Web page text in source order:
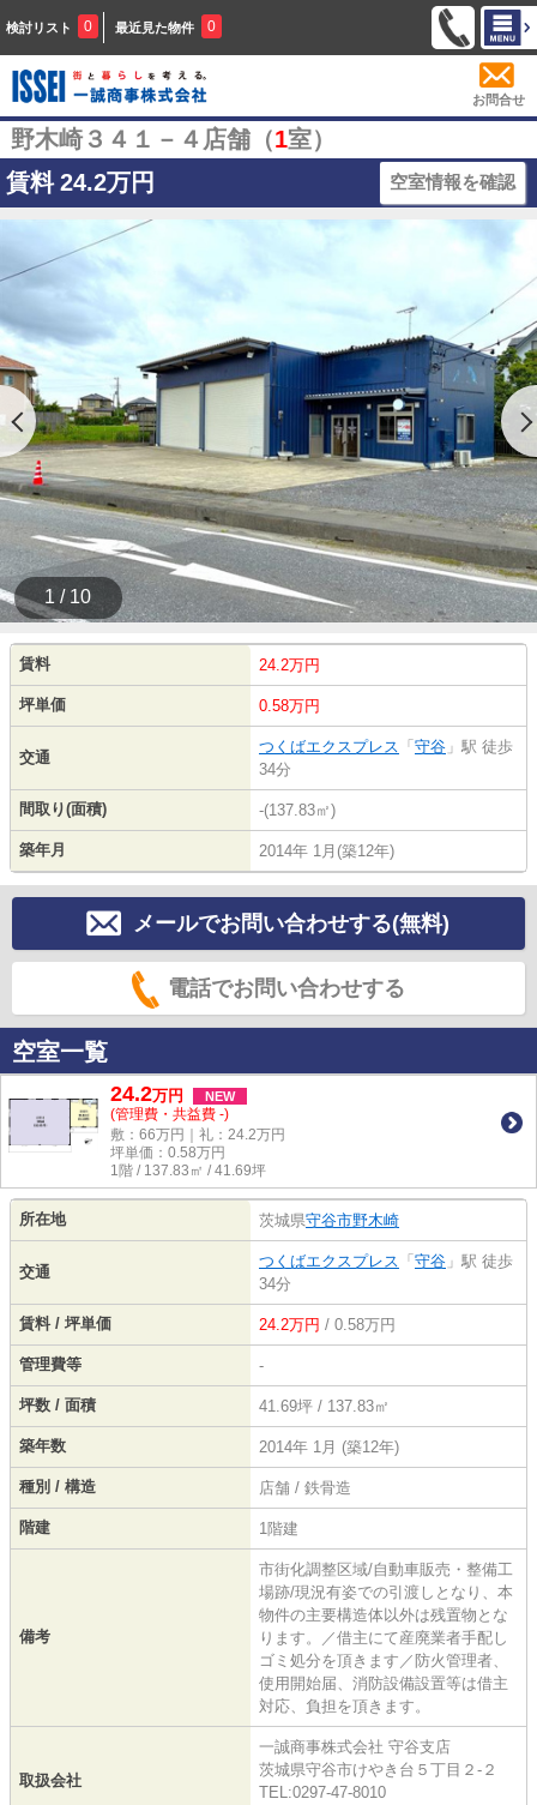
検討リスト 0 最近見た物件 0
お問合せ
野木崎３４１－４店舗（1室）
賃料 24.2万円 空室情報を確認
1 / 10
賃料 24.2万円
坪単価 0.58万円
交通
つくばエクスプレス 「 守谷 」駅 徒歩
34分
間取り(面積) -(137.83㎡)
築年月 2014年 1月(築12年)
メールでお問い合わせする(無料)
電話でお問い合わせする
空室一覧
24.2万円 NEW
(管理費・共益費 -)
敷：66万円｜礼：24.2万円
坪単価： 0.58万円
1階 / 137.83㎡ / 41.69坪
所在地 茨城県守谷市野木崎
交通
つくばエクスプレス 「 守谷 」駅 徒歩
34分
賃料 / 坪単価 24.2万円 / 0.58万円
管理費等 -
坪数 / 面積 41.69坪 / 137.83㎡
築年数 2014年 1月 (築12年)
種別 / 構造 店舗 / 鉄骨造
階建 1階建
備考
市街化調整区域/自動車販売・整備工
場跡/現況有姿での引渡しとなり、本
物件の主要構造体以外は残置物とな
ります。／借主にて産廃業者手配し
ゴミ処分を頂きます／防火管理者、
使用開始届、消防設備設置等は借主
対応、負担を頂きます。
取扱会社
一誠商事株式会社 守谷支店
茨城県守谷市けやき台５丁目２-２
TEL:0297-47-8010